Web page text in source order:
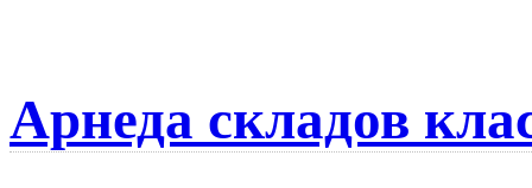
Арнеда складов